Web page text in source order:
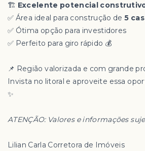
🏗️ Excelente potencial
✅ Área ideal para construção de5
✅ Ótima opção para investidores
✅ Perfeito para giro rápido 💰
📌 Região valorizada e com grande
Invista no litoral e aproveite essa
✨
ATENÇÃO: Valores e informações
Lilian Carla Corretora de Imóveis